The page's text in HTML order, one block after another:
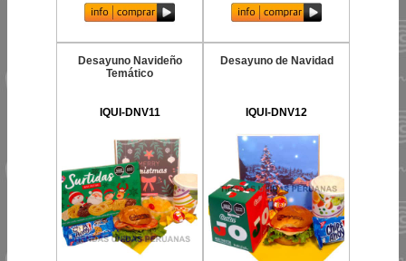
Desayuno Navideño
Temático
IQUI-DNV11
Desayuno de Navidad
IQUI-DNV12